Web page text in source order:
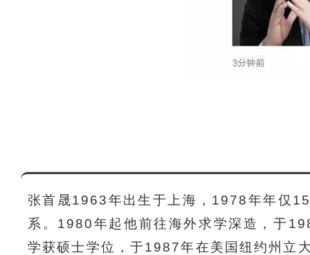
张首晟1963年出生于上海，1978年年仅
系。1980年起他前往海外求学深造，于
学获硕士学位，于1987年在美国纽约州立